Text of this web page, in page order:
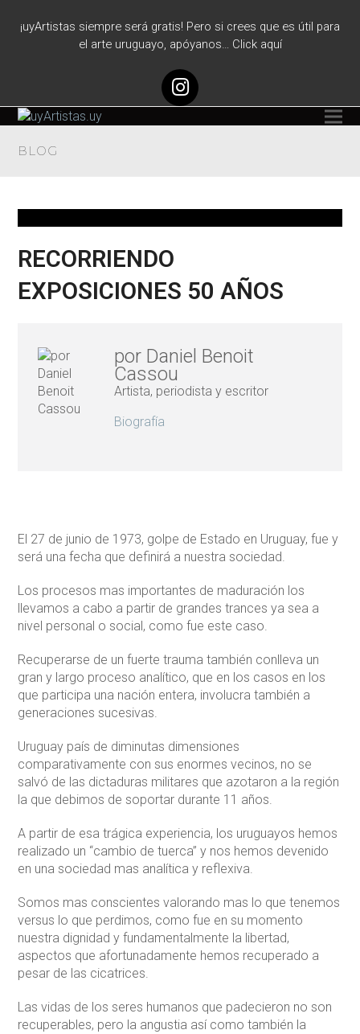
¡uyArtistas siempre será gratis! Pero si crees que es útil para
el arte uruguayo, apóyanos… Click aquí
Instagram
BLOG
RECORRIENDO
EXPOSICIONES 50 AÑOS
por Daniel Benoit
Cassou
Artista, periodista y escritor
Biografía
El 27 de junio de 1973, golpe de Estado en Uruguay, fue y
será una fecha que definirá a nuestra sociedad.
Los procesos mas importantes de maduración los
llevamos a cabo a partir de grandes trances ya sea a
nivel personal o social, como fue este caso.
Recuperarse de un fuerte trauma también conlleva un
gran y largo proceso analítico, que en los casos en los
que participa una nación entera, involucra también a
generaciones sucesivas.
Uruguay país de diminutas dimensiones
comparativamente con sus enormes vecinos, no se
salvó de las dictaduras militares que azotaron a la región
la que debimos de soportar durante 11 años.
A partir de esa trágica experiencia, los uruguayos hemos
realizado un “cambio de tuerca” y nos hemos devenido
en una sociedad mas analítica y reflexiva.
Somos mas conscientes valorando mas lo que tenemos
versus lo que perdimos, como fue en su momento
nuestra dignidad y fundamentalmente la libertad,
aspectos que afortunadamente hemos recuperado a
pesar de las cicatrices.
Las vidas de los seres humanos que padecieron no son
recuperables, pero la angustia así como también la